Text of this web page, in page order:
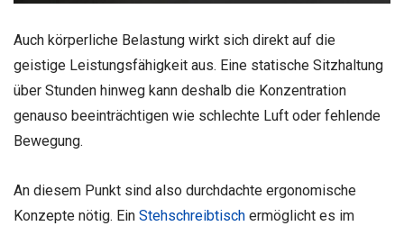
Auch körperliche Belastung wirkt sich direkt auf die
geistige Leistungsfähigkeit aus. Eine statische Sitzhaltung
über Stunden hinweg kann deshalb die Konzentration
genauso beeinträchtigen wie schlechte Luft oder fehlende
Bewegung.
An diesem Punkt sind also durchdachte ergonomische
Konzepte nötig. Ein Stehschreibtisch ermöglicht es im